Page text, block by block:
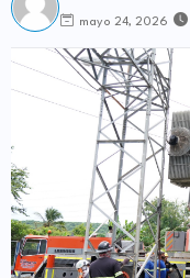
mayo 24, 2026